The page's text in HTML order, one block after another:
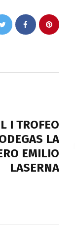
I TROFEO
LA
EMILIO
LASERNA